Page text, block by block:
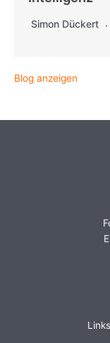
Simon Dückert
Blog anzeigen